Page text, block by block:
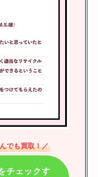
ニーズ出身なの？
かけは父親？噂の
順・人気順も詳し
は金持ち？浜田山
家系図や家族写真
でも買取！／
チェックす